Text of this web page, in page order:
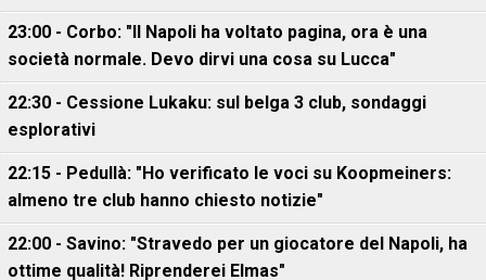
23:00 - Corbo: "Il Napoli ha voltato pagina, ora è una
società normale. Devo dirvi una cosa su Lucca"
22:30 - Cessione Lukaku: sul belga 3 club, sondaggi
esplorativi
22:15 - Pedullà: "Ho verificato le voci su Koopmeiners:
almeno tre club hanno chiesto notizie"
22:00 - Savino: "Stravedo per un giocatore del Napoli, ha
ottime qualità! Riprenderei Elmas"